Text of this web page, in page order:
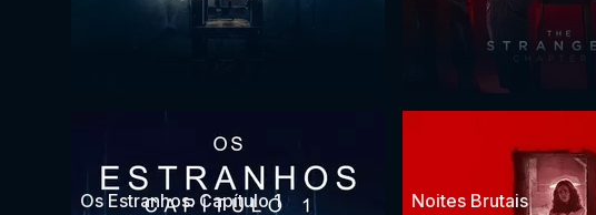
Os Estranhos: Capítulo 1 Noites Brutais